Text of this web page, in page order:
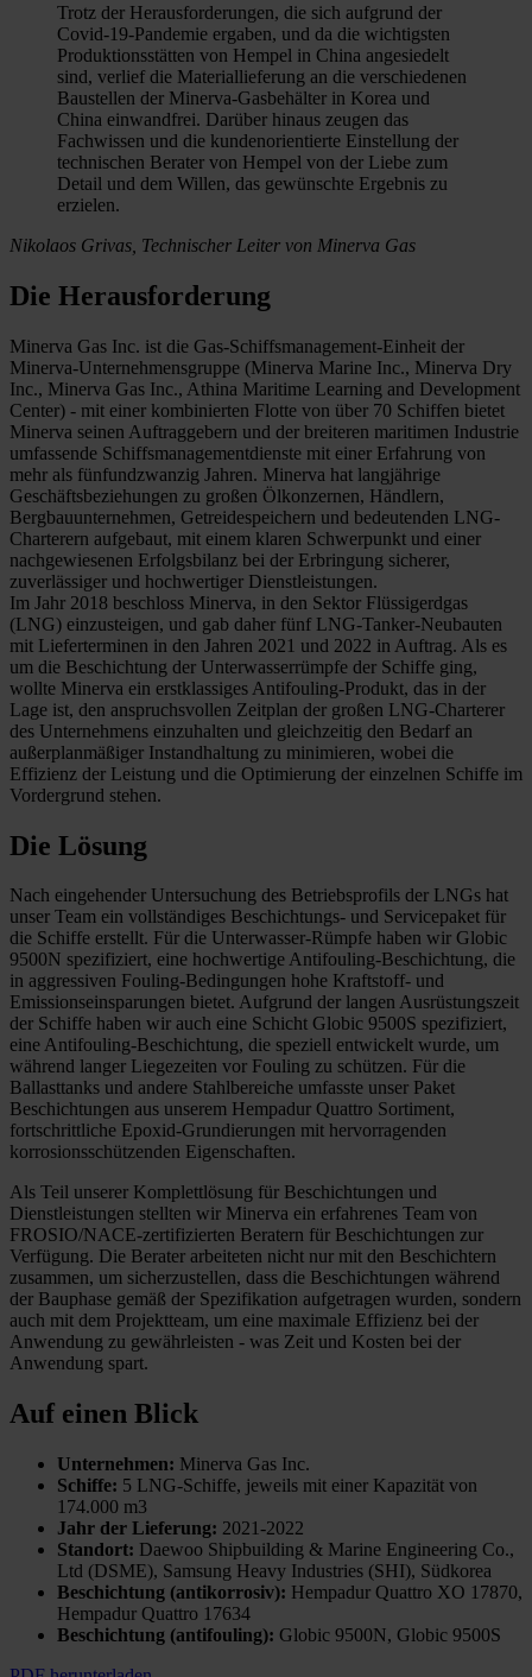
Trotz der Herausforderungen, die sich aufgrund der
Covid-19-Pandemie ergaben, und da die wichtigsten
Produktionsstätten von Hempel in China angesiedelt
sind, verlief die Materiallieferung an die verschiedenen
Baustellen der Minerva-Gasbehälter in Korea und
China einwandfrei. Darüber hinaus zeugen das
Fachwissen und die kundenorientierte Einstellung der
technischen Berater von Hempel von der Liebe zum
Detail und dem Willen, das gewünschte Ergebnis zu
erzielen.
Nikolaos Grivas, Technischer Leiter von Minerva Gas
Die Herausforderung
Minerva Gas Inc. ist die Gas-Schiffsmanagement-Einheit der
Minerva-Unternehmensgruppe (Minerva Marine Inc., Minerva Dry
Inc., Minerva Gas Inc., Athina Maritime Learning and Development
Center) - mit einer kombinierten Flotte von über 70 Schiffen bietet
Minerva seinen Auftraggebern und der breiteren maritimen Industrie
umfassende Schiffsmanagementdienste mit einer Erfahrung von
mehr als fünfundzwanzig Jahren. Minerva hat langjährige
Geschäftsbeziehungen zu großen Ölkonzernen, Händlern,
Bergbauunternehmen, Getreidespeichern und bedeutenden LNG-
Charterern aufgebaut, mit einem klaren Schwerpunkt und einer
nachgewiesenen Erfolgsbilanz bei der Erbringung sicherer,
zuverlässiger und hochwertiger Dienstleistungen.
Im Jahr 2018 beschloss Minerva, in den Sektor Flüssigerdgas
(LNG) einzusteigen, und gab daher fünf LNG-Tanker-Neubauten
mit Lieferterminen in den Jahren 2021 und 2022 in Auftrag. Als es
um die Beschichtung der Unterwasserrümpfe der Schiffe ging,
wollte Minerva ein erstklassiges Antifouling-Produkt, das in der
Lage ist, den anspruchsvollen Zeitplan der großen LNG-Charterer
des Unternehmens einzuhalten und gleichzeitig den Bedarf an
außerplanmäßiger Instandhaltung zu minimieren, wobei die
Effizienz der Leistung und die Optimierung der einzelnen Schiffe im
Vordergrund stehen.
Die Lösung
Nach eingehender Untersuchung des Betriebsprofils der LNGs hat
unser Team ein vollständiges Beschichtungs- und Servicepaket für
die Schiffe erstellt. Für die Unterwasser-Rümpfe haben wir Globic
9500N spezifiziert, eine hochwertige Antifouling-Beschichtung, die
in aggressiven Fouling-Bedingungen hohe Kraftstoff- und
Emissionseinsparungen bietet. Aufgrund der langen Ausrüstungszeit
der Schiffe haben wir auch eine Schicht Globic 9500S spezifiziert,
eine Antifouling-Beschichtung, die speziell entwickelt wurde, um
während langer Liegezeiten vor Fouling zu schützen. Für die
Ballasttanks und andere Stahlbereiche umfasste unser Paket
Beschichtungen aus unserem Hempadur Quattro Sortiment,
fortschrittliche Epoxid-Grundierungen mit hervorragenden
korrosionsschützenden Eigenschaften.
Als Teil unserer Komplettlösung für Beschichtungen und
Dienstleistungen stellten wir Minerva ein erfahrenes Team von
FROSIO/NACE-zertifizierten Beratern für Beschichtungen zur
Verfügung. Die Berater arbeiteten nicht nur mit den Beschichtern
zusammen, um sicherzustellen, dass die Beschichtungen während
der Bauphase gemäß der Spezifikation aufgetragen wurden, sondern
auch mit dem Projektteam, um eine maximale Effizienz bei der
Anwendung zu gewährleisten - was Zeit und Kosten bei der
Anwendung spart.
Auf einen Blick
Unternehmen: Minerva Gas Inc.
Schiffe: 5 LNG-Schiffe, jeweils mit einer Kapazität von
174.000 m3
Jahr der Lieferung: 2021-2022
Standort: Daewoo Shipbuilding & Marine Engineering Co.,
Ltd (DSME), Samsung Heavy Industries (SHI), Südkorea
Beschichtung (antikorrosiv): Hempadur Quattro XO 17870,
Hempadur Quattro 17634
Beschichtung (antifouling): Globic 9500N, Globic 9500S